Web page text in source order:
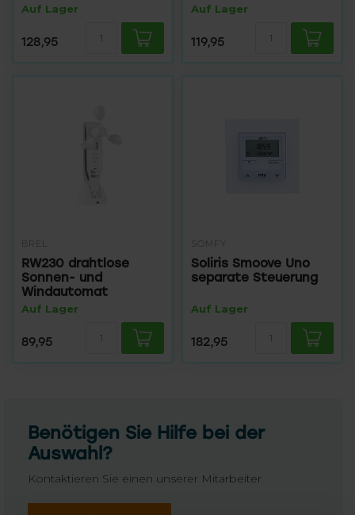
Auf Lager
128,95
Auf Lager
119,95
BREL
RW230 drahtlose
Sonnen- und
Windautomat
Auf Lager
89,95
SOMFY
Soliris Smoove Uno
separate Steuerung
Auf Lager
182,95
Benötigen Sie Hilfe bei der
Auswahl?
Kontaktieren Sie einen unserer Mitarbeiter